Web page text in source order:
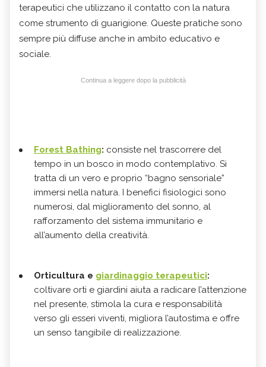
terapeutici che utilizzano il contatto con la natura
come strumento di guarigione. Queste pratiche sono
sempre più diffuse anche in ambito educativo e
sociale.
Continua a leggere dopo la pubblicità
Forest Bathing: consiste nel trascorrere del
tempo in un bosco in modo contemplativo. Si
tratta di un vero e proprio “bagno sensoriale”
immersi nella natura. I benefici fisiologici sono
numerosi, dal miglioramento del sonno, al
rafforzamento del sistema immunitario e
all’aumento della creatività.
Orticultura e giardinaggio terapeutici:
coltivare orti e giardini aiuta a radicare l’attenzione
nel presente, stimola la cura e responsabilità
verso gli esseri viventi, migliora l’autostima e offre
un senso tangibile di realizzazione.